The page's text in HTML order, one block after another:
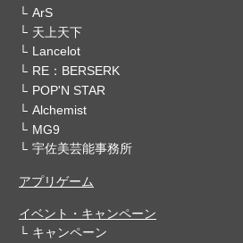
ArS
天上天下
Lancelot
RE：BERSERK
POP'N STAR
Alchemist
MG9
宇佐美芸能事務所
アプリゲーム
イベント・キャンペーン
キャンペーン